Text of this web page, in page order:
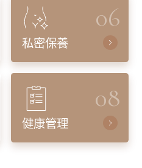
06
私密保養
08
健康管理